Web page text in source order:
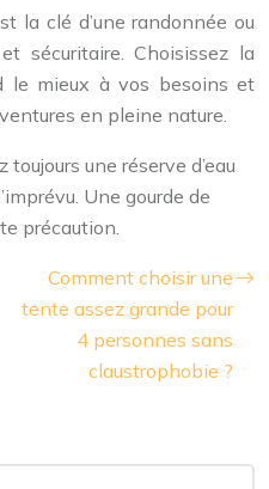
la clé d’une randonnée ou
sécuritaire. Choisissez la
le mieux à vos besoins et
en pleine nature.
toujours une réserve d’eau
Une gourde de
précaution.
Comment choisir une
tente assez grande pour
4 personnes sans
claustrophobie ?